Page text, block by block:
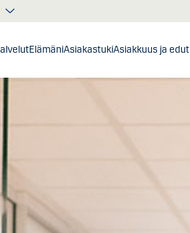
ElämäniAsiakastukiAsiakkuus ja edut